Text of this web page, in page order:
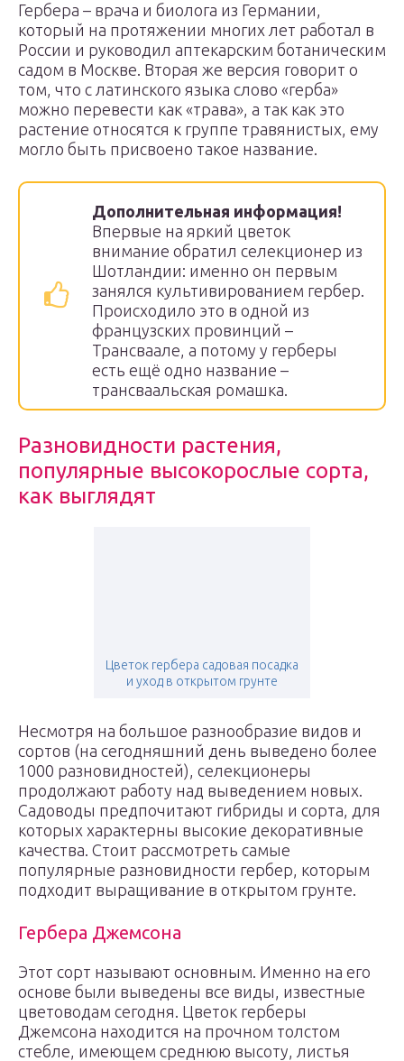
Гербера – врача и биолога из Германии,
который на протяжении многих лет работал в
России и руководил аптекарским ботаническим
садом в Москве. Вторая же версия говорит о
том, что с латинского языка слово «герба»
можно перевести как «трава», а так как это
растение относятся к группе травянистых, ему
могло быть присвоено такое название.
Дополнительная информация!
Впервые на яркий цветок
внимание обратил селекционер из
Шотландии: именно он первым
занялся культивированием гербер.
Происходило это в одной из
французских провинций –
Трансваале, а потому у герберы
есть ещё одно название –
трансваальская ромашка.
Разновидности растения,
популярные высокорослые сорта,
как выглядят
Цветок гербера садовая посадка
и уход в открытом грунте
Несмотря на большое разнообразие видов и
сортов (на сегодняшний день выведено более
1000 разновидностей), селекционеры
продолжают работу над выведением новых.
Садоводы предпочитают гибриды и сорта, для
которых характерны высокие декоративные
качества. Стоит рассмотреть самые
популярные разновидности гербер, которым
подходит выращивание в открытом грунте.
Гербера Джемсона
Этот сорт называют основным. Именно на его
основе были выведены все виды, известные
цветоводам сегодня. Цветок герберы
Джемсона находится на прочном толстом
стебле, имеющем среднюю высоту, листья